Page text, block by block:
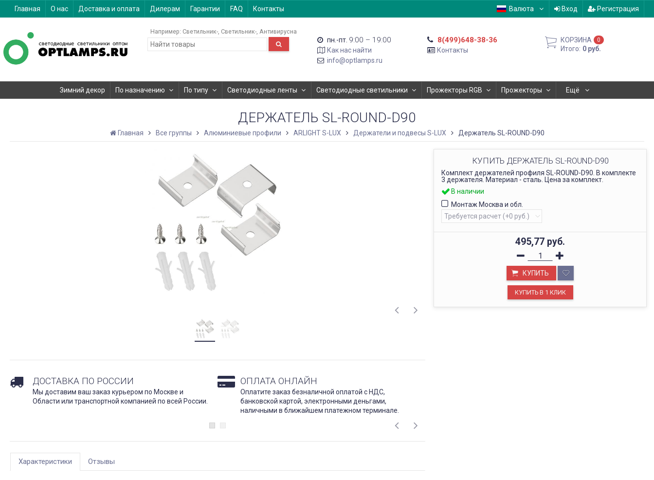
Главная О нас Доставка и оплата Дилерам Гарантии FAQ Контакты Валюта Вход Регистрация
Например: Светильник- Светильник- Антивирусна
пн.-пт. 9:00 – 19:00
Как нас найти
info@optlamps.ru
8(499)648-38-36
Контакты
КОРЗИНА 0
Итого: 0 руб.
Зимний декор По назначению По типу Светодиодные ленты Светодиодные светильники Прожекторы RGB Прожекторы Ещё
ДЕРЖАТЕЛЬ SL-ROUND-D90
Главная Все группы Алюминиевые профили ARLIGHT S-LUX Держатели и подвесы S-LUX Держатель SL-ROUND-D90
КУПИТЬ ДЕРЖАТЕЛЬ SL-ROUND-D90
Комплект держателей профиля SL-ROUND-D90. В комплекте
3 держателя. Материал - сталь. Цена за комплект.
В наличии
Монтаж Москва и обл.
495,77 руб.
КУПИТЬ
ДОСТАВКА ПО РОССИИ
Мы доставим ваш заказ курьером по Москве и
Области или транспортной компанией по всей России.
ОПЛАТА ОНЛАЙН
Оплатите заказ безналичной оплатой с НДС,
банковской картой, электронными деньгами,
наличными в ближайшем платежном терминале.
Характеристики Отзывы